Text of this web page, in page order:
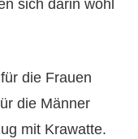
sich darin wohl
die Frauen
die Männer
mit Krawatte.